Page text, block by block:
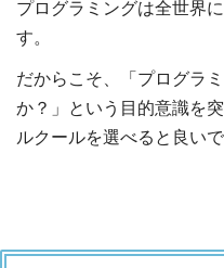
プログラミングは全世界に
す。
だからこそ、「プログラ
か？」という目的意識を
ルクールを選べると良いで